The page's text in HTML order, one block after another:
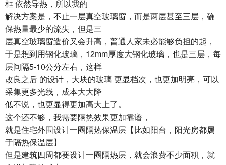
框 依然导热，所以我的
解决方案是，不止一层真空玻璃窗，而是两层甚至三层，确
保热量最少的流失，但是三
层真空玻璃窗造价又会升高，普通人家未必能够负担的起，
于是想到用钢化玻璃，12mm厚度大钢化玻璃，也是三层，每
层间隔5-10公分左右，这样
改良之后 的设计，大块的玻璃 更显档次，也更加明亮，可以
采集更多光线，成本大大降
低不说，也更显得更加高大上了。
这个还不够，我需要隔热效果更加靠谱，
就是住宅外围设计一圈隔热保温层【比如阳台，阳光房都属
于隔热保温层】
但是建筑四周都要设计一圈隔热层，就会浪费不少面积，就